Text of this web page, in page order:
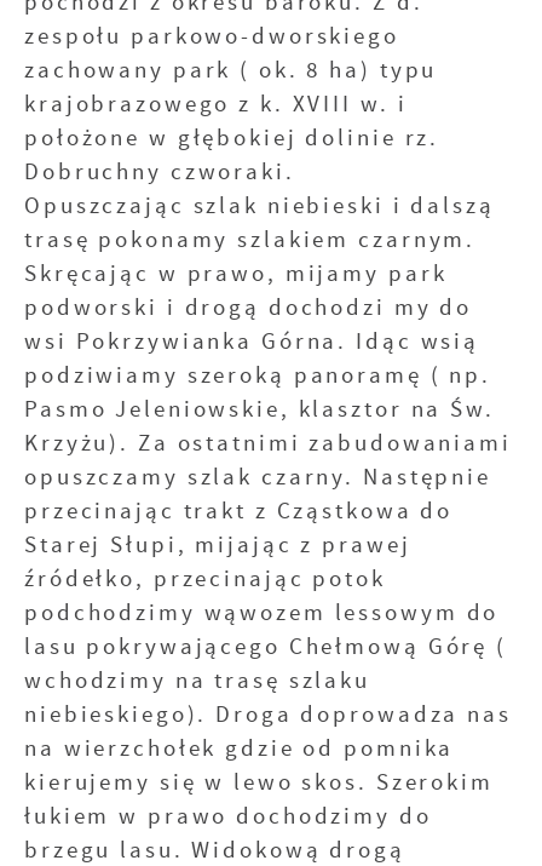
zespołu parkowo-dworskiego
zachowany park ( ok. 8 ha) typu
krajobrazowego z k. XVIII w. i
położone w głębokiej dolinie rz.
Dobruchny czworaki.
Opuszczając szlak niebieski i dalszą
trasę pokonamy szlakiem czarnym.
Skręcając w prawo, mijamy park
podworski i drogą dochodzi my do
wsi Pokrzywianka Górna. Idąc wsią
podziwiamy szeroką panoramę ( np.
Pasmo Jeleniowskie, klasztor na Św.
Krzyżu). Za ostatnimi zabudowaniami
opuszczamy szlak czarny. Następnie
przecinając trakt z Cząstkowa do
Starej Słupi, mijając z prawej
źródełko, przecinając potok
podchodzimy wąwozem lessowym do
lasu pokrywającego Chełmową Górę (
wchodzimy na trasę szlaku
niebieskiego). Droga doprowadza nas
na wierzchołek gdzie od pomnika
kierujemy się w lewo skos. Szerokim
łukiem w prawo dochodzimy do
brzegu lasu. Widokową drogą